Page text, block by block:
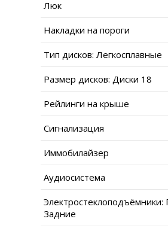
Люк
Накладки на пороги
Тип дисков: Легкосплавные
Размер дисков: Диски 18
Рейлинги на крыше
Сигнализация
Иммобилайзер
Аудиосистема
Задние